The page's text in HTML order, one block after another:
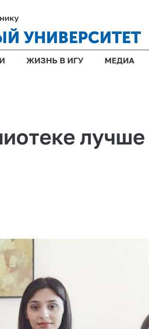
УНИВЕРСИТЕТ
ЖИЗНЬ В ИГУ МЕДИА
лучше